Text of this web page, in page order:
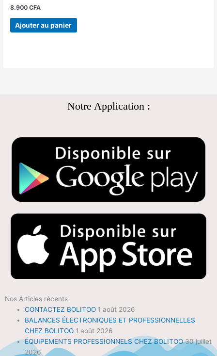
8.900CFA
Ajouter au panier
Notre Application :
Nos Articles récents
CONTACTEZ BOLITOO 1 août 2026
BALANCES ÉLECTRONIQUES ET PROFESSIONNELLES
CHEZ BOLITOO 1 août 2026
ÉQUIPEMENTS PROFESSIONNELS CHEZ BOLITOO 30 juillet
2026